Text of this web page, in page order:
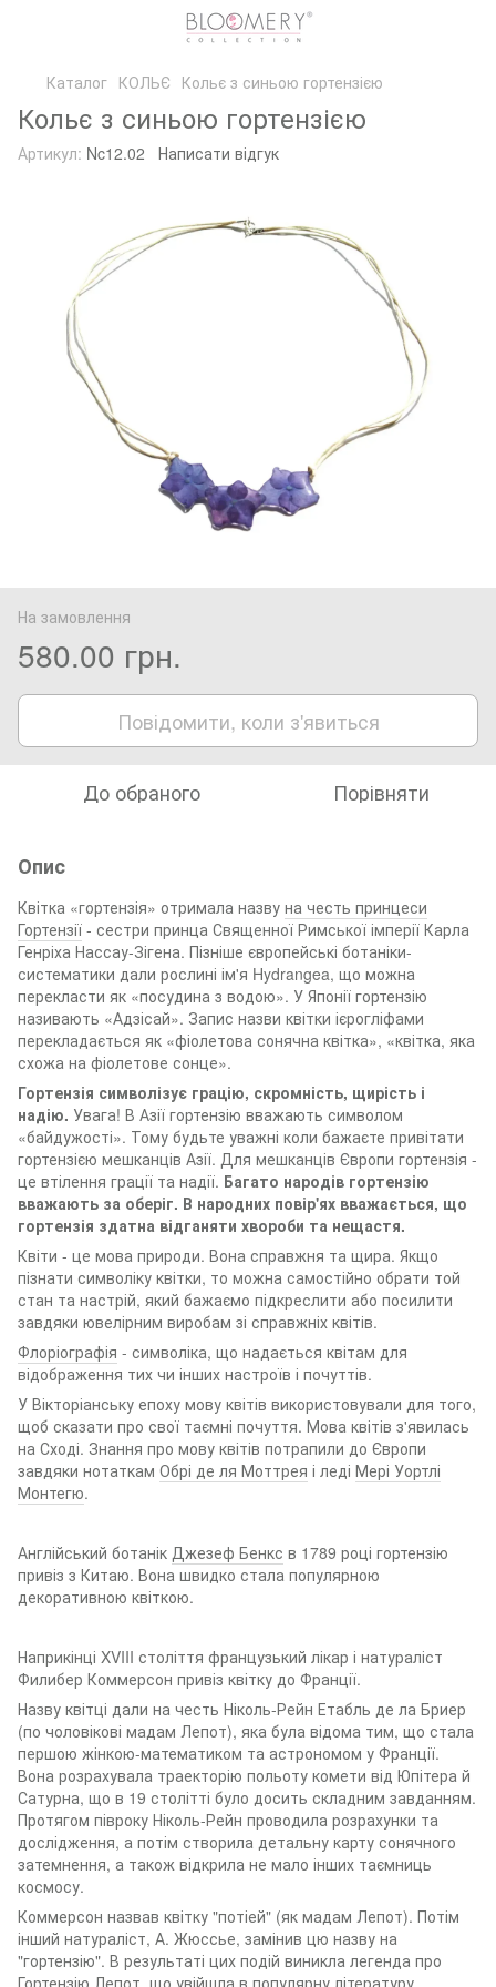
Каталог КОЛЬЄ Кольє з синьою гортензією
Кольє з синьою гортензією
Артикул: Nc12.02 Написати відгук
На замовлення
580.00 грн.
Повідомити, коли з'явиться
До обраного Порівняти
Опис
Квітка «гортензія» отримала назву на честь принцеси
Гортензії - сестри принца Священної Римської імперії Карла
Генріха Нассау-Зігена. Пізніше європейські ботаніки-
систематики дали рослині ім'я Hydrangea, що можна
перекласти як «посудина з водою». У Японії гортензію
називають «Адзісай». Запис назви квітки ієрогліфами
перекладається як «фіолетова сонячна квітка», «квітка, яка
схожа на фіолетове сонце».
Гортензія символізує грацію, скромність, щирість і
надію. Увага! В Азії гортензію вважають символом
«байдужості». Тому будьте уважні коли бажаєте привітати
гортензією мешканців Азії. Для мешканців Європи гортензія -
це втілення грації та надії. Багато народів гортензію
вважають за оберіг. В народних повір'ях вважається, що
гортензія здатна відганяти хвороби та нещастя.
Квіти - це мова природи. Вона справжня та щира. Якщо
пізнати символіку квітки, то можна самостійно обрати той
стан та настрій, який бажаємо підкреслити або посилити
завдяки ювелірним виробам зі справжніх квітів.
Флоріографія - символіка, що надається квітам для
відображення тих чи інших настроїв і почуттів.
У Вікторіанську епоху мову квітів використовували для того,
щоб сказати про свої таємні почуття. Мова квітів з'явилась
на Сході. Знання про мову квітів потрапили до Європи
завдяки нотаткам Обрі де ля Моттрея і леді Мері Уортлі
Монтегю.
Англійський ботанік Джезеф Бенкс в 1789 році гортензію
привіз з Китаю. Вона швидко стала популярною
декоративною квіткою.
Наприкінці XVIII століття французький лікар і натураліст
Филибер Коммерсон привіз квітку до Франції.
Назву квітці дали на честь Ніколь-Рейн Етабль де ла Бриер
(по чоловікові мадам Лепот), яка була відома тим, що стала
першою жінкою-математиком та астрономом у Франції.
Вона розрахувала траекторію польоту комети від Юпітера й
Сатурна, що в 19 столітті було досить складним завданням.
Протягом півроку Ніколь-Рейн проводила розрахунки та
дослідження, а потім створила детальну карту сонячного
затемнення, а також відкрила не мало інших таємниць
космосу.
Коммерсон назвав квітку "потіей" (як мадам Лепот). Потім
інший натураліст, А. Жюссье, замінив цю назву на
"гортензію". В результаті цих подій виникла легенда про
Гортензію Лепот, що увійшла в популярну літературу.